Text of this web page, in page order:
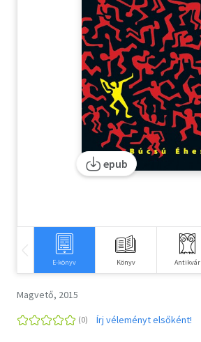
Szótár, nyelvkönyv
Tankönyv, segédkönyv
Társadalomtudomány
Természettudomány
Vallás
epub
E-könyv Könyv Antikvár
Magvető, 2015
Írj véleményt elsőként!